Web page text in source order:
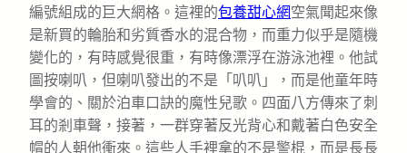
編號組成的巨大網格。這裡的包養甜心網空氣聞起來像
是新買的輪胎和劣質香水的混合物，而重力似乎是隨機
變化的，有時感覺很重，有時像漂浮在游泳池裡。他試
圖按喇叭，但喇叭發出的不是「叭叭」，而是他童年時
學會的、關於泊車口訣的魔性兒歌。四面八方傳來了刺
耳的剎車聲，接著，一群穿著反光背心和戴著白色安全
帽的人朝他衝來。這些人手裡拿的不是警棍，而是長長